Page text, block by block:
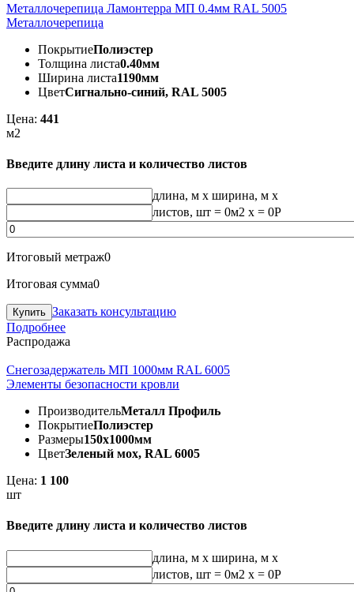
Металлочерепица Ламонтерра МП 0.4мм RAL 5005
Металлочерепица
ПокрытиеПолиэстер
Толщина листа0.40мм
Ширина листа1190мм
ЦветСигнально-синий, RAL 5005
Цена: 441
м2
Введите длину листа и количество листов
длина, м x ширина, м x
листов, шт = 0м2 x = 0Р
Итоговый метраж0
Итоговая сумма0
Заказать консультацию
Подробнее
Распродажа
Снегозадержатель МП 1000мм RAL 6005
Элементы безопасности кровли
ПроизводительМеталл Профиль
ПокрытиеПолиэстер
Размеры150х1000мм
ЦветЗеленый мох, RAL 6005
Цена: 1 100
шт
Введите длину листа и количество листов
длина, м x ширина, м x
листов, шт = 0м2 x = 0Р